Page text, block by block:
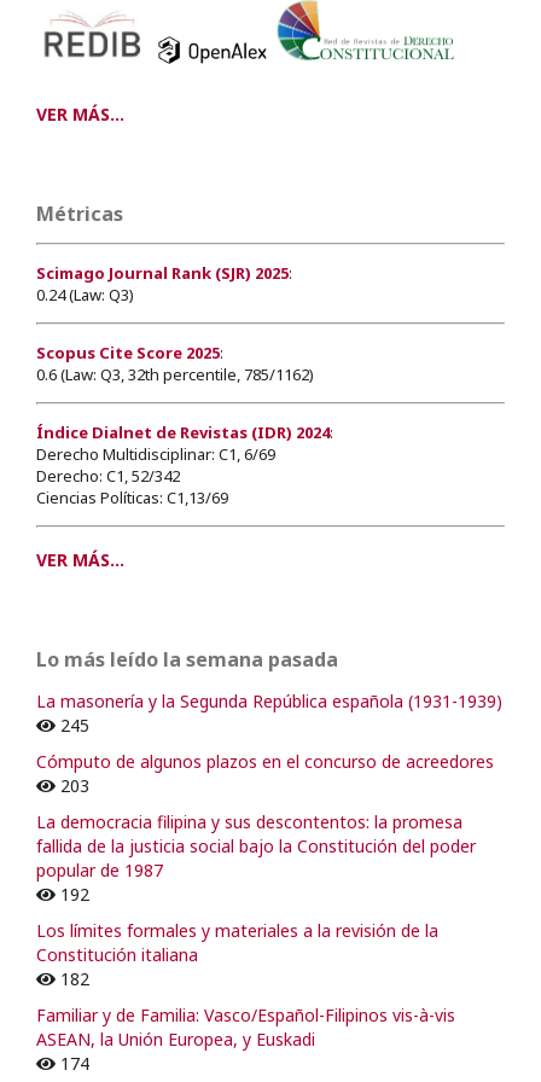
VER MÁS...
Métricas
Scimago Journal Rank (SJR) 2025:
0.24 (Law: Q3)
Scopus Cite Score 2025:
0.6 (Law: Q3, 32th percentile, 785/1162)
Índice Dialnet de Revistas (IDR) 2024:
Derecho Multidisciplinar: C1, 6/69
Derecho: C1, 52/342
Ciencias Políticas: C1,13/69
VER MÁS...
Lo más leído la semana pasada
La masonería y la Segunda República española (1931-1939)
245
Cómputo de algunos plazos en el concurso de acreedores
203
La democracia filipina y sus descontentos: la promesa
fallida de la justicia social bajo la Constitución del poder
popular de 1987
192
Los límites formales y materiales a la revisión de la
Constitución italiana
182
Familiar y de Familia: Vasco/Español-Filipinos vis-à-vis
ASEAN, la Unión Europea, y Euskadi
174